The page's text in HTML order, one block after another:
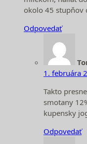
okolo 45 stupňov
Odpovedať
1. februára
Takto
smotany
kupensky
Odpovedať